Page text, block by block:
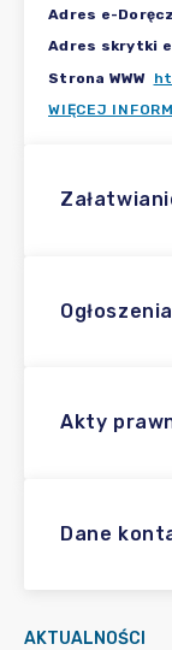
Adres e-
Adres skrytki
Strona WWW
WIĘCEJ
Akty
Dane
AKTUALNOŚCI